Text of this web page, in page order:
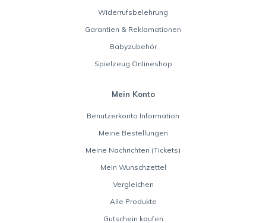
Widerrufsbelehrung
Garantien & Reklamationen
Babyzubehör
Spielzeug Onlineshop
Mein Konto
Benutzerkonto Information
Meine Bestellungen
Meine Nachrichten (Tickets)
Mein Wunschzettel
Vergleichen
Alle Produkte
Gutschein kaufen